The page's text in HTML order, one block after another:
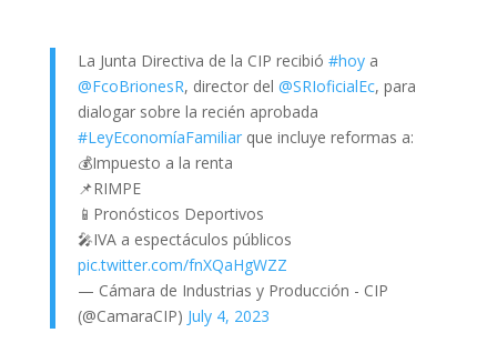
La Junta Directiva de la CIP recibió #hoya
@FcoBrionesR, director del @SRIoficialEc, para
dialogar sobre la recién aprobada
#LeyEconomíaFamiliarque incluye reformas a:
💰Impuesto a la renta
📌RIMPE
📱Pronósticos Deportivos
🎤IVA a espectáculos públicos
pic.twitter.com/fnXQaHgWZZ
— Cámara de Industrias y Producción - CIP
(@CamaraCIP) July 4, 2023